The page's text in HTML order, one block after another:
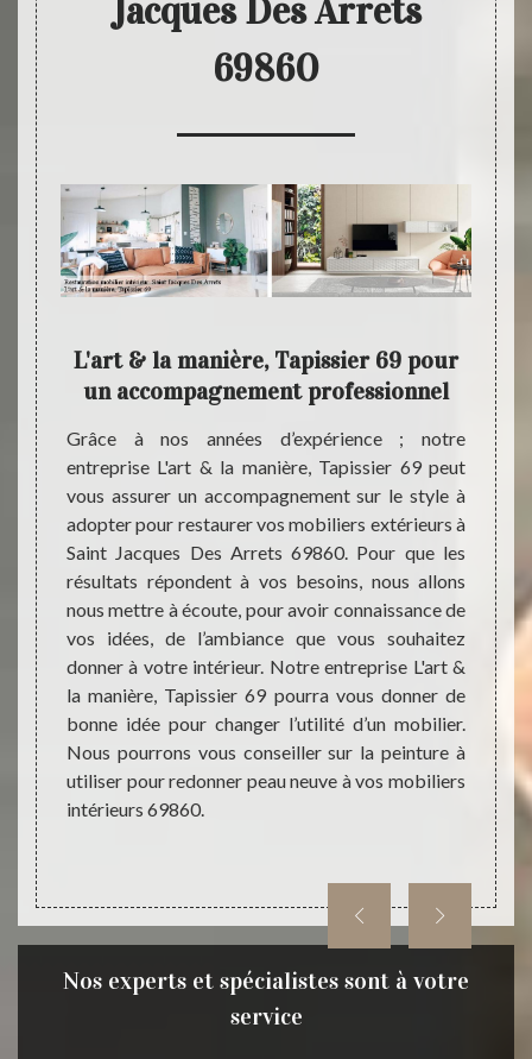
Jacques Des Arrets
69860
69
Et
et
à la
sont
en
& la
L'art & la manière, Tapissier 69 pour
un accompagnement professionnel
Grâce à nos années d’expérience ; notre
entreprise L'art & la manière, Tapissier 69 peut
vous assurer un accompagnement sur le style à
adopter pour restaurer vos mobiliers extérieurs à
Saint Jacques Des Arrets 69860. Pour que les
résultats répondent à vos besoins, nous allons
nous mettre à écoute, pour avoir connaissance de
vos idées, de l’ambiance que vous souhaitez
donner à votre intérieur. Notre entreprise L'art &
la manière, Tapissier 69 pourra vous donner de
bonne idée pour changer l’utilité d’un mobilier.
Nous pourrons vous conseiller sur la peinture à
utiliser pour redonner peau neuve à vos mobiliers
intérieurs 69860.
est
de
Des
des
L'art
vos
une
vos
Nos experts et spécialistes sont à votre
service